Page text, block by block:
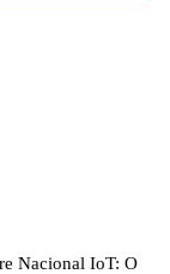
Nacional IoT: O